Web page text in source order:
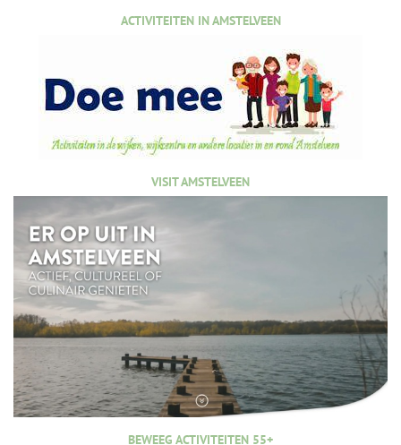
ACTIVITEITEN IN AMSTELVEEN
VISIT AMSTELVEEN
BEWEEG ACTIVITEITEN 55+